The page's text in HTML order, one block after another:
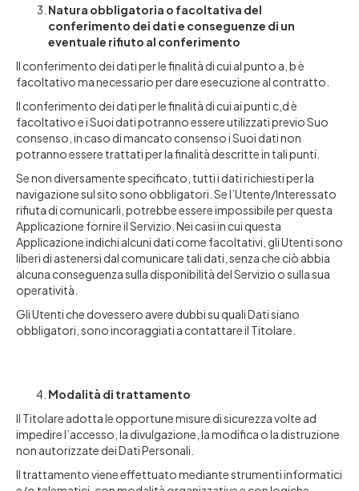
Natura obbligatoria o facoltativa del
conferimento dei dati e conseguenze di un
eventuale rifiuto al conferimento
Il conferimento dei dati per le finalità di cui al punto a, b è
facoltativo ma necessario per dare esecuzione al contratto.
Il conferimento dei dati per le finalità di cui ai punti c,d è
facoltativo e i Suoi dati potranno essere utilizzati previo Suo
consenso, in caso di mancato consenso i Suoi dati non
potranno essere trattati per la finalità descritte in tali punti.
Se non diversamente specificato, tutti i dati richiesti per la
navigazione sul sito sono obbligatori. Se l’Utente/Interessato
rifiuta di comunicarli, potrebbe essere impossibile per questa
Applicazione fornire il Servizio. Nei casi in cui questa
Applicazione indichi alcuni dati come facoltativi, gli Utenti sono
liberi di astenersi dal comunicare tali dati, senza che ciò abbia
alcuna conseguenza sulla disponibilità del Servizio o sulla sua
operatività.
Gli Utenti che dovessero avere dubbi su quali Dati siano
obbligatori, sono incoraggiati a contattare il Titolare.
Modalità di trattamento
Il Titolare adotta le opportune misure di sicurezza volte ad
impedire l’accesso, la divulgazione, la modifica o la distruzione
non autorizzate dei Dati Personali.
Il trattamento viene effettuato mediante strumenti informatici